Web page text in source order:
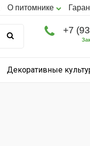
О питомнике
+7
Декоративные